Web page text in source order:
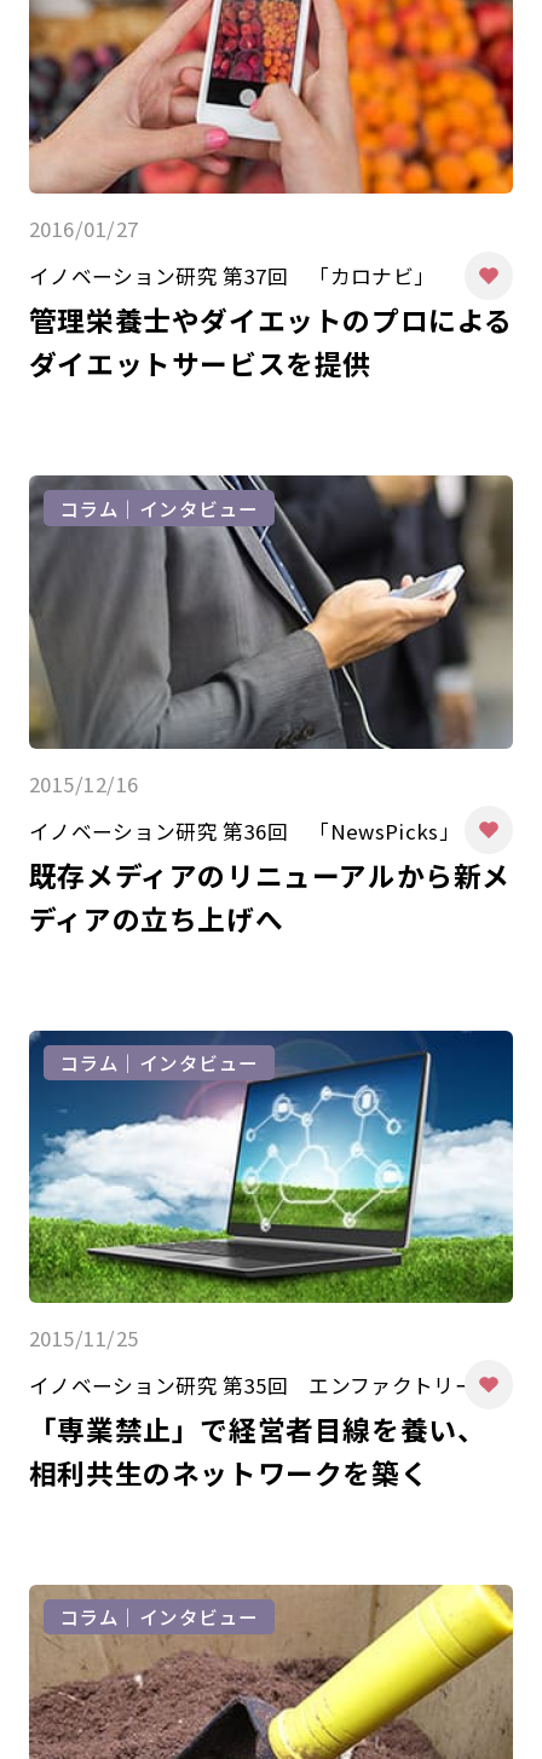
2016/01/27
イノベーション研究 第37回 「カロナビ」
管理栄養士やダイエットのプロによる
ダイエットサービスを提供
コラム｜インタビュー
2015/12/16
イノベーション研究 第36回 「NewsPicks」
既存メディアのリニューアルから新メ
ディアの立ち上げへ
コラム｜インタビュー
2015/11/25
イノベーション研究 第35回 エンファクトリー
「専業禁止」で経営者目線を養い、
相利共生のネットワークを築く
コラム｜インタビュー